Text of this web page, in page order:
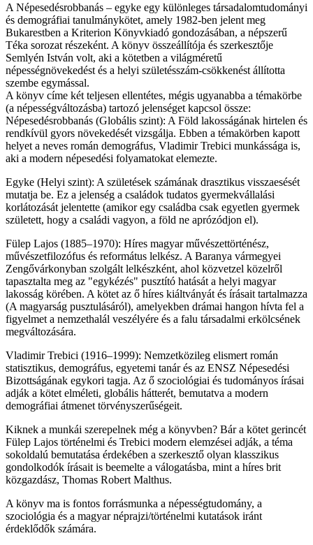
A Népesedésrobbanás – egyke egy különleges társadalomtudományi
és demográfiai tanulmánykötet, amely 1982-ben jelent meg
Bukarestben a Kriterion Könyvkiadó gondozásában, a népszerű
Téka sorozat részeként. A könyv összeállítója és szerkesztője
Semlyén István volt, aki a kötetben a világméretű
népességnövekedést és a helyi születésszám-csökkenést állította
szembe egymással.
A könyv címe két teljesen ellentétes, mégis ugyanabba a témakörbe
(a népességváltozásba) tartozó jelenséget kapcsol össze:
Népesedésrobbanás (Globális szint): A Föld lakosságának hirtelen és
rendkívül gyors növekedését vizsgálja. Ebben a témakörben kapott
helyet a neves román demográfus, Vladimir Trebici munkássága is,
aki a modern népesedési folyamatokat elemezte.
Egyke (Helyi szint): A születések számának drasztikus visszaesését
mutatja be. Ez a jelenség a családok tudatos gyermekvállalási
korlátozását jelentette (amikor egy családba csak egyetlen gyermek
született, hogy a családi vagyon, a föld ne aprózódjon el).
Fülep Lajos (1885–1970): Híres magyar művészettörténész,
művészetfilozófus és református lelkész. A Baranya vármegyei
Zengővárkonyban szolgált lelkészként, ahol közvetzel közelről
tapasztalta meg az "egykézés" pusztító hatását a helyi magyar
lakosság körében. A kötet az ő híres kiáltványát és írásait tartalmazza
(A magyarság pusztulásáról), amelyekben drámai hangon hívta fel a
figyelmet a nemzethalál veszélyére és a falu társadalmi erkölcsének
megváltozására.
Vladimir Trebici (1916–1999): Nemzetközileg elismert román
statisztikus, demográfus, egyetemi tanár és az ENSZ Népesedési
Bizottságának egykori tagja. Az ő szociológiai és tudományos írásai
adják a kötet elméleti, globális hátterét, bemutatva a modern
demográfiai átmenet törvényszerűségeit.
Kiknek a munkái szerepelnek még a könyvben? Bár a kötet gerincét
Fülep Lajos történelmi és Trebici modern elemzései adják, a téma
sokoldalú bemutatása érdekében a szerkesztő olyan klasszikus
gondolkodók írásait is beemelte a válogatásba, mint a híres brit
közgazdász, Thomas Robert Malthus.
A könyv ma is fontos forrásmunka a népességtudomány, a
szociológia és a magyar néprajzi/történelmi kutatások iránt
érdeklődők számára.